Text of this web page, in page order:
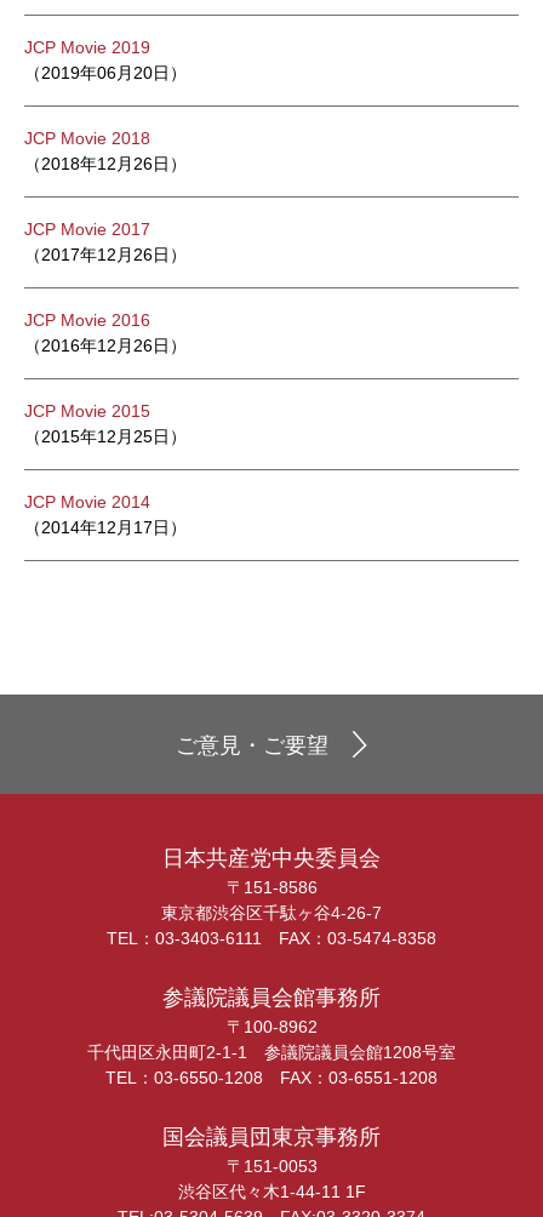
JCP Movie 2019
（2019年06月20日）
JCP Movie 2018
（2018年12月26日）
JCP Movie 2017
（2017年12月26日）
JCP Movie 2016
（2016年12月26日）
JCP Movie 2015
（2015年12月25日）
JCP Movie 2014
（2014年12月17日）
ご意見・ご要望
日本共産党中央委員会
〒151-8586
東京都渋谷区千駄ヶ谷4-26-7
TEL：03-3403-6111 FAX：03-5474-8358
参議院議員会館事務所
〒100-8962
千代田区永田町2-1-1 参議院議員会館1208号室
TEL：03-6550-1208 FAX：03-6551-1208
国会議員団東京事務所
〒151-0053
渋谷区代々木1-44-11 1F